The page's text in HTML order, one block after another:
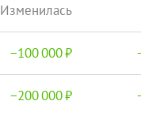
Изменилась
−100 000
−200 000